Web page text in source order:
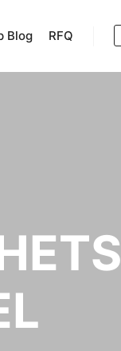
Blog RFQ